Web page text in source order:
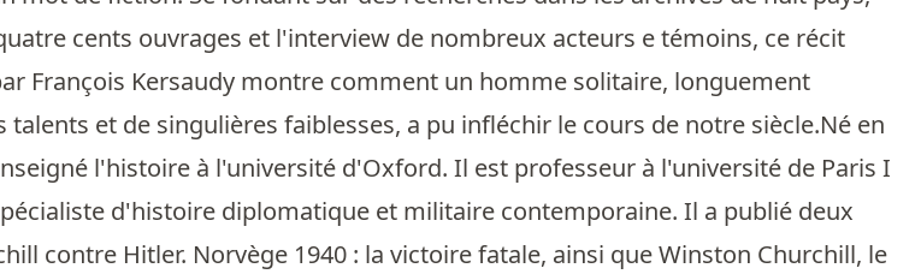
cents ouvrages et l'interview de nombreux acteurs e témoins, ce récit
François Kersaudy montre comment un homme solitaire, longuement
et de singulières faiblesses, a pu infléchir le cours de notre siècle.Né en
l'histoire à l'université d'Oxford. Il est professeur à l'université de Paris I
d'histoire diplomatique et militaire contemporaine. Il a publié deux
contre Hitler. Norvège 1940 : la victoire fatale, ainsi que Winston Churchill, le